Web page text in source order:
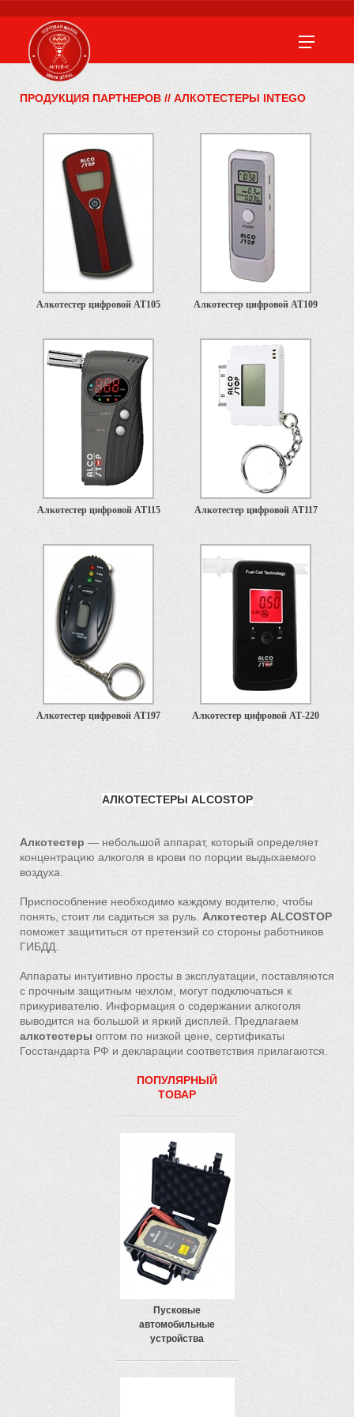
ПРОДУКЦИЯ ПАРТНЕРОВ // АЛКОТЕСТЕРЫ INTEGO
Алкотестер цифровой АТ105 Алкотестер цифровой АТ109
Алкотестер цифровой АТ115 Алкотестер цифровой АТ117
Алкотестер цифровой АТ197 Алкотестер цифровой АТ-220
АЛКОТЕСТЕРЫ ALCOSTOP
Алкотестер — небольшой аппарат, который определяет
концентрацию алкоголя в крови по порции выдыхаемого
воздуха.
Приспособление необходимо каждому водителю, чтобы
понять, стоит ли садиться за руль. Алкотестер ALCOSTOP
поможет защититься от претензий со стороны работников
ГИБДД.
Аппараты интуитивно просты в эксплуатации, поставляются
с прочным защитным чехлом, могут подключаться к
прикуривателю. Информация о содержании алкоголя
выводится на большой и яркий дисплей. Предлагаем
алкотестеры оптом по низкой цене, сертификаты
Госстандарта РФ и декларации соответствия прилагаются.
ПОПУЛЯРНЫЙ
ТОВАР
Пусковые
автомобильные
устройства